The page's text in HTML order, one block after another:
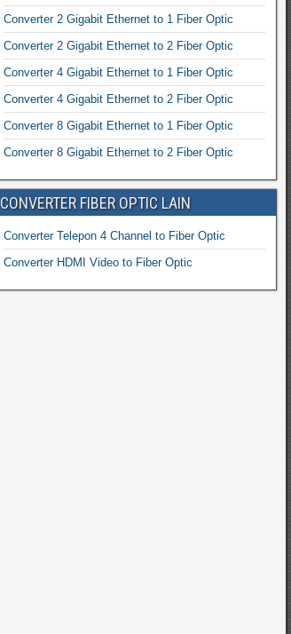
Converter 2 Gigabit Ethernet to 1 Fiber Optic
Converter 2 Gigabit Ethernet to 2 Fiber Optic
Converter 4 Gigabit Ethernet to 1 Fiber Optic
Converter 4 Gigabit Ethernet to 2 Fiber Optic
Converter 8 Gigabit Ethernet to 1 Fiber Optic
Converter 8 Gigabit Ethernet to 2 Fiber Optic
CONVERTER FIBER OPTIC LAIN
Converter Telepon 4 Channel to Fiber Optic
Converter HDMI Video to Fiber Optic